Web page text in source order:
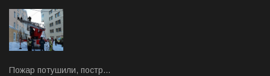
Пожар потушили, постр…